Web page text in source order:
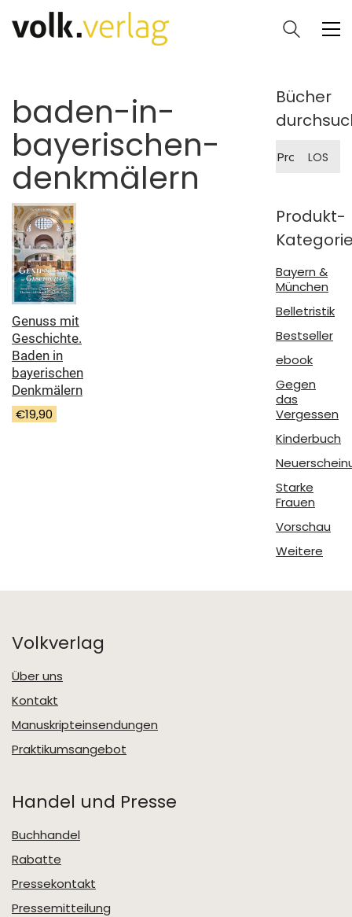
baden-in-
bayerischen-
denkmälern
Genuss mit
Geschichte.
Baden in
bayerischen
Denkmälern
€19,90
Bücher
nach:
LOS
Produkt-
Bayern &
München
Belletristik
Bestseller
ebook
Gegen
das
Vergessen
Kinderbuch
Starke
Frauen
Vorschau
Weitere
Volkverlag
Über uns
Kontakt
Manuskripteinsendungen
Praktikumsangebot
Handel und Presse
Buchhandel
Rabatte
Pressekontakt
Pressemitteilung